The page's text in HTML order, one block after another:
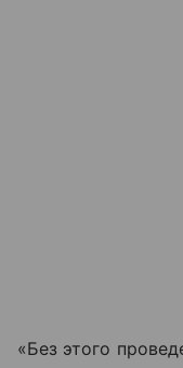
«Без этого